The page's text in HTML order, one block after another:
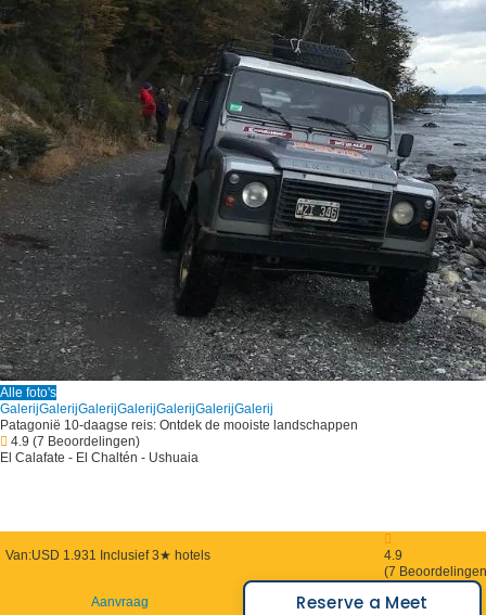
Alle foto's
GalerijGalerijGalerijGalerijGalerijGalerijGalerij
Patagonië 10-daagse reis: Ontdek de mooiste landschappen
4.9 (7 Beoordelingen)
El Calafate - El Chaltén - Ushuaia
Van:USD 1.931 Inclusief 3★ hotels
4.9
(7
Aanvraag
Reserve a Meet